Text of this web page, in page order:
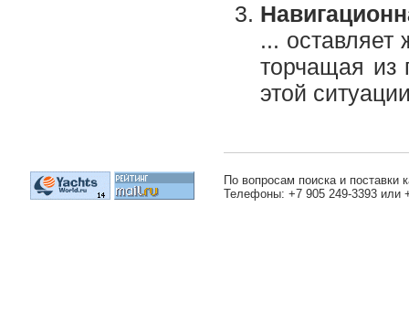
...
торчащая из
этой
По вопросам поиска и поставки
Телефоны: +7 905 249-3393 или